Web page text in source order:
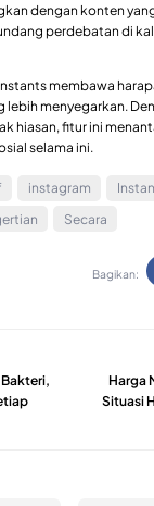
dengan konten
perdebatan di
membawa
lebih menyegarkan.
hiasan, fitur ini
selama ini.
instagram
Secara
Bagikan:
Harga
Situasi